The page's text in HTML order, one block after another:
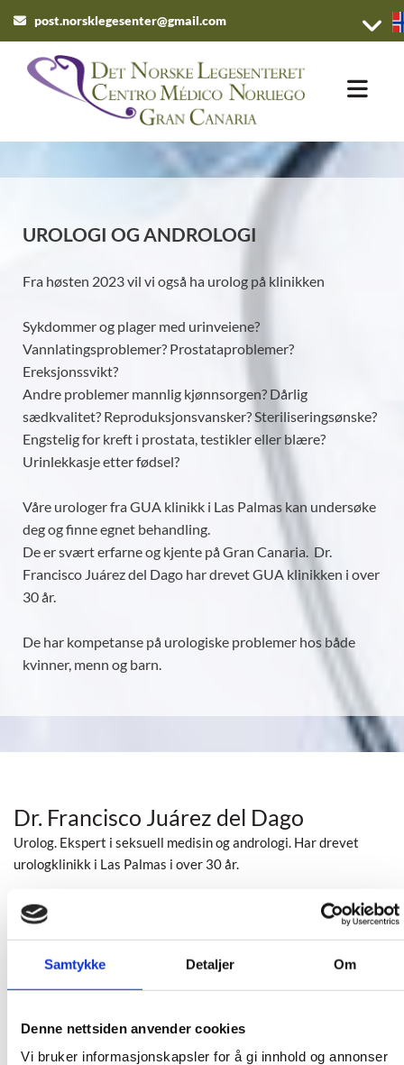
Samtykke Detaljer Om
Denne nettsiden anvender cookies
Vi bruker informasjonskapsler for å gi innhold og annonser
 post.norsklegesenter@gmail.com
UROLOGI OG ANDROLOGI
Fra høsten 2023 vil vi også ha urolog på klinikken
Sykdommer og plager med urinveiene?
Vannlatingsproblemer? Prostataproblemer?
Ereksjonssvikt?
Andre problemer mannlig kjønnsorgen? Dårlig
sædkvalitet? Reproduksjonsvansker? Steriliseringsønske?
Engstelig for kreft i prostata, testikler eller blære?
Urinlekkasje etter fødsel?
Våre urologer fra GUA klinikk i Las Palmas kan undersøke
deg og finne egnet behandling.
De er svært erfarne og kjente på Gran Canaria. Dr.
Francisco Juárez del Dago har drevet GUA klinikken i over
30 år.
De har kompetanse på urologiske problemer hos både
kvinner, menn og barn.
Dr. Francisco Juárez del Dago
Urolog. Ekspert i seksuell medisin og andrologi. Har drevet
urologklinikk i Las Palmas i over 30 år.